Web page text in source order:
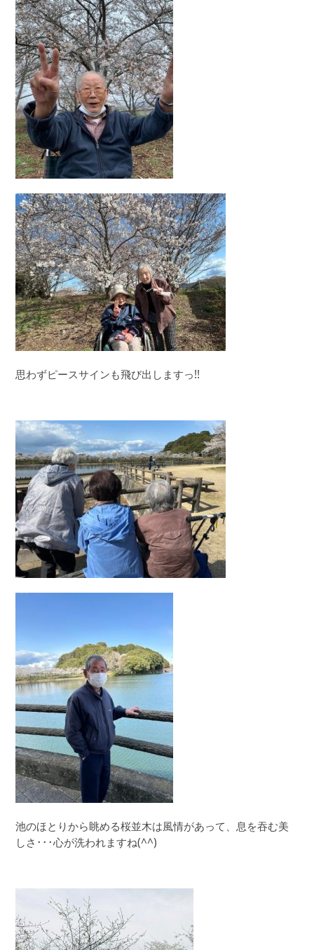
思わずピースサインも飛び出しますっ!!
池のほとりから眺める桜並木は風情があって、息を吞む美
しさ･･･心が洗われますね(^^)